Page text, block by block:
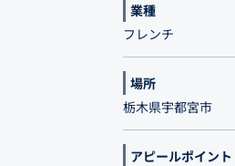
業種
フレンチ
場所
栃木県宇都宮市
アピールポイント